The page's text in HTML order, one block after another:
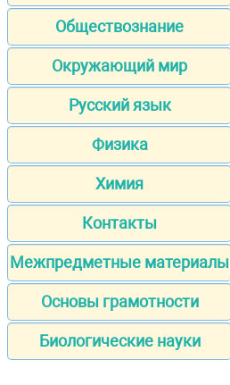
Обществознание
Окружающий мир
Русский язык
Физика
Химия
Контакты
Межпредметные материалы
Основы грамотности
Биологические науки